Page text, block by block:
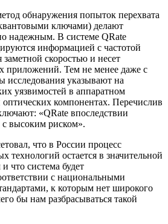
обнаружения попыток перехвата
ключами) делают
надежным. В системе QRate
информацией с частотой
скоростью и несет
приложений. Тем не менее даже с
исследования указывают на
уязвимостей в аппаратном
компонентах. Перечислив
«QRate впоследствии
высоким риском».
что в России процесс
технологий остается в значительной
что система будет
с национальными
к которым нет широкого
бы нам разбрасываться такой